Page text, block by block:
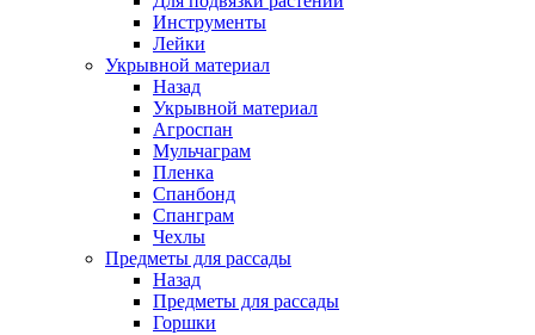
Инструменты
Лейки
Укрывной материал
Назад
Укрывной материал
Агроспан
Мульчаграм
Пленка
Спанбонд
Спанграм
Чехлы
Предметы для рассады
Назад
Предметы для рассады
Горшки